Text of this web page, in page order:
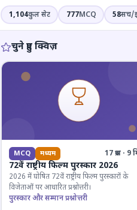
1,104कुल सेट 777MCQ 58सच/
चुने हुए क्विज़
MCQ मध्यम 17 प्रश्न · 9
72वें राष्ट्रीय फिल्म पुरस्कार 2026
2026 में घोषित 72वें राष्ट्रीय फिल्म पुरस्कारों के
विजेताओं पर आधारित प्रश्नोत्तरी।
पुरस्कार और सम्मान प्रश्नोत्तरी